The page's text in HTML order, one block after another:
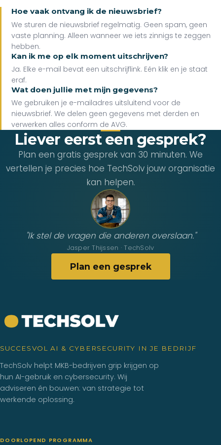
Hoe vaak ontvang ik de nieuwsbrief?
We sturen de nieuwsbrief regelmatig. Geen spam, geen
vaste planning. Alleen wanneer we iets zinnigs te zeggen
hebben.
Kan ik me op elk moment uitschrijven?
Ja. Elke e-mail bevat een uitschrijflink. Eén klik en je staat
eraf.
Wat doen jullie met mijn gegevens?
We gebruiken je e-mailadres uitsluitend voor de
nieuwsbrief. We delen geen gegevens met derden en
verwerken alles conform de AVG.
Liever eerst een gesprek?
Plan een gratis gesprek van 30 minuten. We
vertellen je precies hoe TechSolv jouw organisatie
kan helpen.
"Ik stel de vragen die anderen overslaan."
Jasper Thijssen · TechSolv
Plan een gesprek
SUCCESVOL AI & CYBERSECURITY IN JE BEDRIJF
TechSolv helpt MKB-bedrijven grip krijgen op
hun AI-gebruik en cybersecurity. Wij
adviseren én bouwen: van strategie tot
werkende oplossing.
DOORLOPEND PROGRAMMA